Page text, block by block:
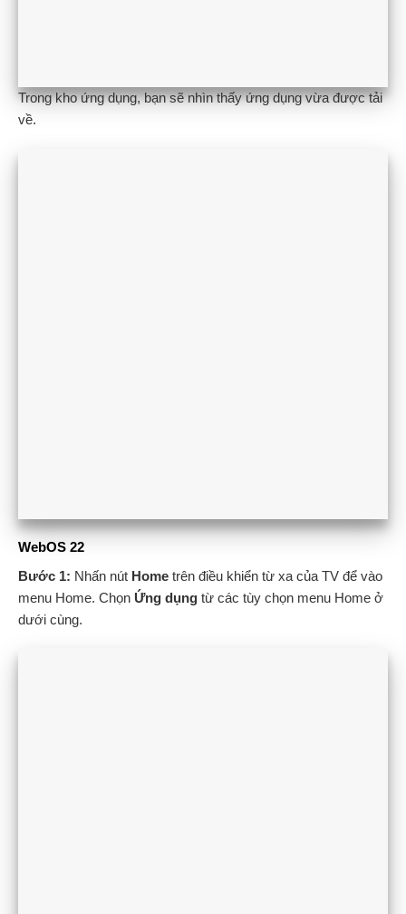
Trong kho ứng dụng, bạn sẽ nhìn thấy ứng dụng vừa được tải
về.
WebOS 22
Bước 1: Nhấn nút Home trên điều khiển từ xa của TV để vào
menu Home. Chọn Ứng dụng từ các tùy chọn menu Home ở
dưới cùng.